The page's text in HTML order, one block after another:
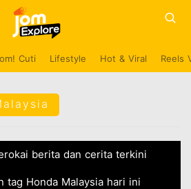
Cuti Lifestyle Hot & Viral Reels
berita dan cerita terkini
tag Honda Malaysia hari ini